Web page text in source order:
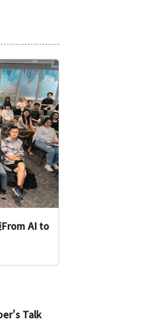
From AI to
Talk